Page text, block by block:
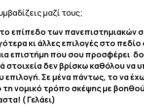
μαζί τους;
επίπεδο των πανεπιστημιακών
κι άλλες επιλογές στο
επιστήμη που σου προσφέρει
στοιχεία δεν βρίσκω καθόλου να
επιλογή. Σε μένα πάντως, το να
τη νομικό τρόπο σκέψης με
( Γελάει)